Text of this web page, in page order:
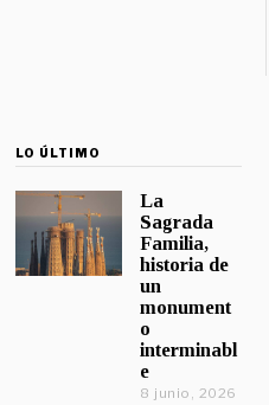
LO ÚLTIMO
La
Sagrada
Familia,
historia de
un
monument
o
interminabl
e
8 junio, 2026